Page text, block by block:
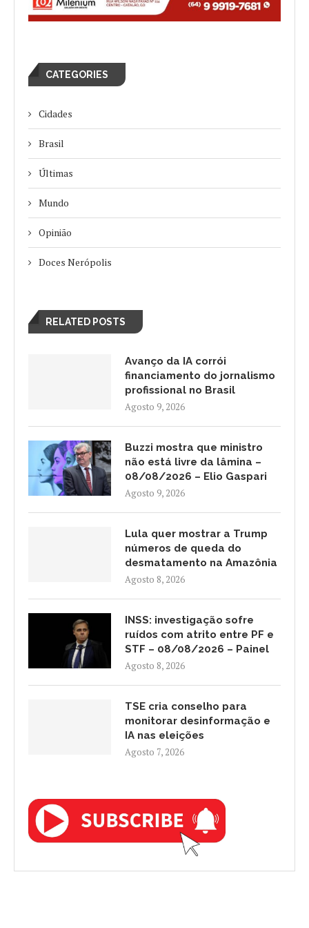
CATEGORIES
Cidades
Brasil
Últimas
Mundo
Opinião
Doces Nerópolis
RELATED POSTS
Avanço da IA corrói
financiamento do jornalismo
profissional no Brasil
Agosto 9, 2026
Buzzi mostra que ministro
não está livre da lâmina –
08/08/2026 – Elio Gaspari
Agosto 9, 2026
Lula quer mostrar a Trump
números de queda do
desmatamento na Amazônia
Agosto 8, 2026
INSS: investigação sofre
ruídos com atrito entre PF e
STF – 08/08/2026 – Painel
Agosto 8, 2026
TSE cria conselho para
monitorar desinformação e
IA nas eleições
Agosto 7, 2026